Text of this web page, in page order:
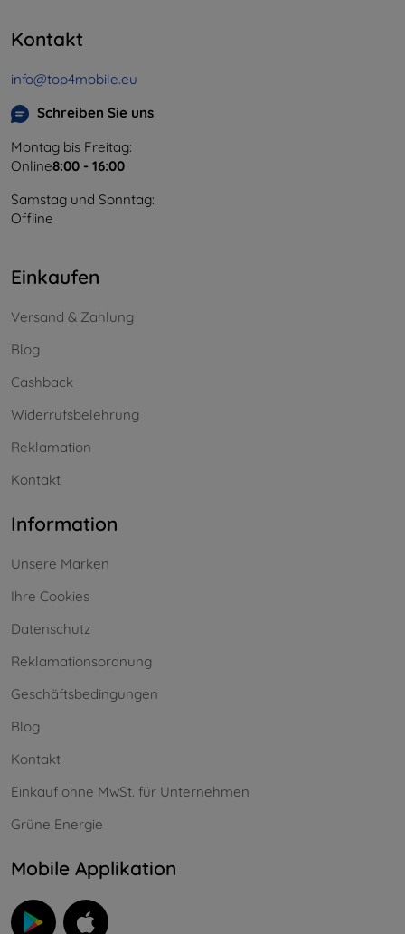
Kontakt
info@top4mobile.eu
Schreiben Sie uns
Montag bis Freitag:
Online8:00 - 16:00
Samstag und Sonntag:
Offline
Einkaufen
Versand & Zahlung
Blog
Cashback
Widerrufsbelehrung
Reklamation
Kontakt
Information
Unsere Marken
Ihre Cookies
Datenschutz
Reklamationsordnung
Geschäftsbedingungen
Blog
Kontakt
Einkauf ohne MwSt. für Unternehmen
Grüne Energie
Mobile Applikation